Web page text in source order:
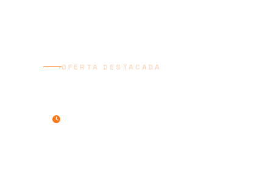
OFERTA DESTACADA
7 dies / 6 nits